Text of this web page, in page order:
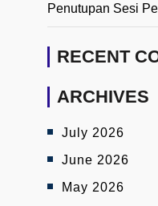
Penutupan Sesi
RECENT
ARCHIVES
July 2026
June 2026
May 2026